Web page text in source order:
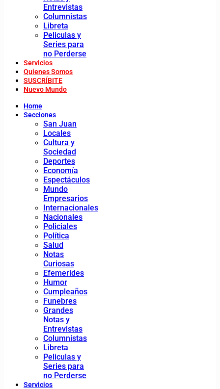
Entrevistas
Columnistas
Libreta
Peliculas y
Series para
no Perderse
Servicios
Quienes Somos
SUSCRÍBITE
Nuevo Mundo
Home
Secciones
San Juan
Locales
Cultura y
Sociedad
Deportes
Economía
Espectáculos
Mundo
Empresarios
Internacionales
Nacionales
Policiales
Política
Salud
Notas
Curiosas
Efemerides
Humor
Cumpleaños
Funebres
Grandes
Notas y
Entrevistas
Columnistas
Libreta
Peliculas y
Series para
no Perderse
Servicios